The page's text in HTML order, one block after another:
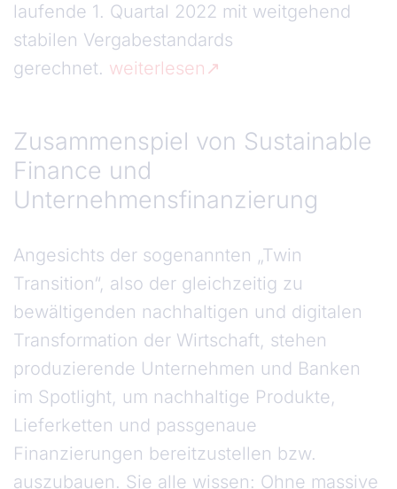
laufende 1. Quartal 2022 mit weitgehend
stabilen Vergabestandards
gerechnet. weiterlesen
Zusammenspiel von Sustainable
Finance und
Unternehmensfinanzierung
Angesichts der sogenannten „Twin
Transition“, also der gleichzeitig zu
bewältigenden nachhaltigen und digitalen
Transformation der Wirtschaft, stehen
produzierende Unternehmen und Banken
im Spotlight, um nachhaltige Produkte,
Lieferketten und passgenaue
Finanzierungen bereitzustellen bzw.
auszubauen. Sie alle wissen: Ohne massive